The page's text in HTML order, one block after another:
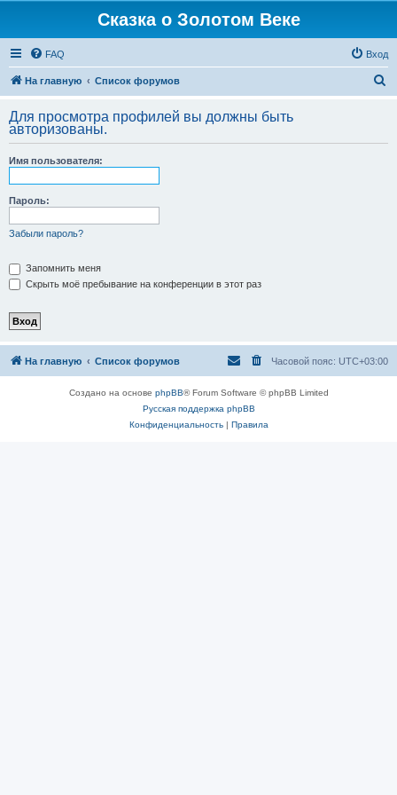
Сказка о Золотом Веке
FAQ Вход
На главную Список форумов
с
Для просмотра профилей вы должны быть
авторизованы.
Имя пользователя:
Пароль:
Забыли пароль?
Запомнить меня
Скрыть моё пребывание на конференции в этот раз
На главную Список форумов Часовой пояс: UTC+03:00
Создано на основе phpBB® Forum Software © phpBB Limited
Русская поддержка phpBB
Конфиденциальность| Правила